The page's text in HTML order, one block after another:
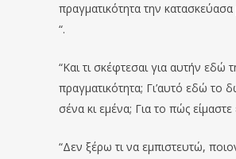
πραγματικότητα την
“.
“Και τι σκέφτεσαι για αυτήν εδώ
πραγματικότητα; Γι’αυτό εδώ το
σένα κι εμένα; Για το πώς είμαστε
“Δεν ξέρω τι να εμπιστευτώ,